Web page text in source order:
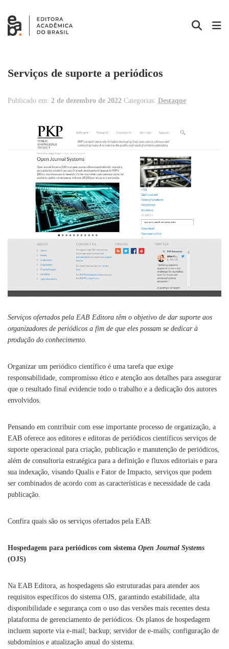
Serviços de suporte a periódicos
Publicado em: 2 de dezembro de 2022 Categorias: Destaque
Serviços ofertados pela EAB Editora têm o objetivo de dar suporte aos
organizadores de periódicos a fim de que eles possam se dedicar à
produção do conhecimento.
Organizar um periódico científico é uma tarefa que exige
responsabilidade, compromisso ético e atenção aos detalhes para assegurar
que o resultado final evidencie todo o trabalho e a dedicação dos autores
envolvidos.
Pensando em contribuir com esse importante processo de organização, a
EAB oferece aos editores e editoras de periódicos científicos serviços de
suporte operacional para criação, publicação e manutenção de periódicos,
além de consultoria estratégica para a definição e fluxos editoriais e para
sua indexação, visando Qualis e Fator de Impacto, serviços que podem
ser combinados de acordo com as características e necessidade de cada
publicação.
Confira quais são os serviços ofertados pela EAB:
Hospedagem para periódicos com sistema Open Journal Systems
(OJS)
Na EAB Editora, as hospedagens são estruturadas para atender aos
requisitos específicos do sistema OJS, garantindo estabilidade, alta
disponibilidade e segurança com o uso das versões mais recentes desta
plataforma de gerenciamento de periódicos. Os planos de hospedagem
incluem suporte via e-mail; backup; servidor de e-mails; configuração de
subdomínios e atualização anual do sistema.